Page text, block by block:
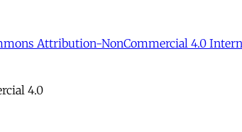
Attribution-NonCommercial 4.0